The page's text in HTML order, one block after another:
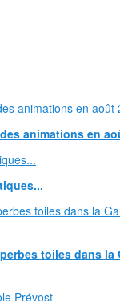
animations en
toiles dans la